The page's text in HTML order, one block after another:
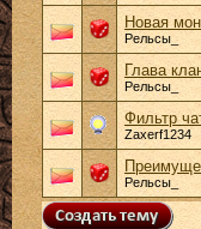
Новая
Рельсы_
Глава
Рельсы_
Фильтр
Zaxerf1234
Рельсы_